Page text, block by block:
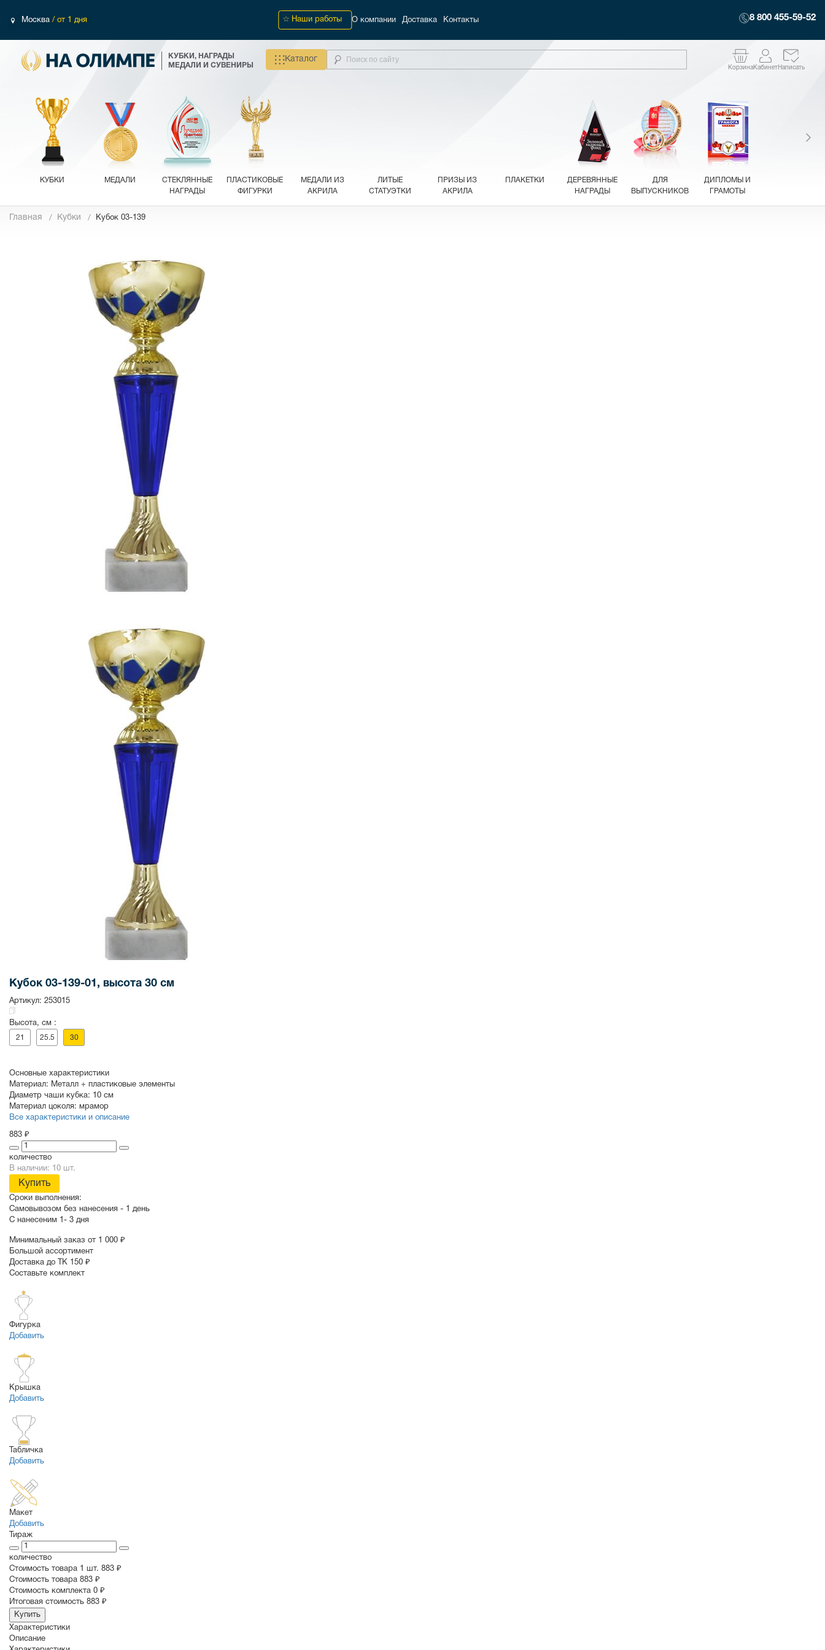
Москва / от 1 дня Наши работы О компании Доставка Контакты 8 800 455-59-52
КУБКИ, НАГРАДЫ
МЕДАЛИ И СУВЕНИРЫ
Каталог
КорзинаКабинетНаписать
КУБКИ МЕДАЛИ
СТЕКЛЯННЫЕ
НАГРАДЫ
ПЛАСТИКОВЫЕ
ФИГУРКИ
МЕДАЛИ ИЗ
АКРИЛА
ЛИТЫЕ
СТАТУЭТКИ
ПРИЗЫ ИЗ
АКРИЛА
ПЛАКЕТКИ
ДЕРЕВЯННЫЕ
НАГРАДЫ
ДЛЯ
ВЫПУСКНИКОВ
ДИПЛОМЫ И
ГРАМОТЫ
РАСПРОДАЖА
ПОИСК ПО
СОБЫТИЮ
Главная Кубки Кубок 03-139
Кубок 03-139-01, высота 30 см
Артикул: 253015
Высота, см :
21 25.5 30
Основные характеристики
Материал: Металл + пластиковые элементы
Диаметр чаши кубка: 10 см
Материал цоколя: мрамор
Все характеристики и описание
883 ₽
количество
В наличии: 10 шт.
Купить
Сроки выполнения:
Самовывозом без нанесения - 1 день
С нанесеним 1- 3 дня
Минимальный заказ от 1 000 ₽
Большой ассортимент
Доставка до ТК 150 ₽
Составьте комплект
Фигурка
Добавить
Крышка
Добавить
Табличка
Добавить
Макет
Добавить
Тираж
количество
Стоимость товара 1 шт. 883 ₽
Cтоимость товара 883 ₽
Стоимость комплекта 0 ₽
Итоговая стоимость 883 ₽
Купить
Характеристики
Описание